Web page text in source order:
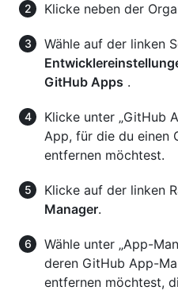
Klicke neben der
Wähle auf der linken
GitHub Apps .
Klicke unter „GitHub
App, für die du einen
entfernen möchtest.
Klicke auf der linken
Manager.
Wähle unter „App-
deren GitHub App-
entfernen möchtest,